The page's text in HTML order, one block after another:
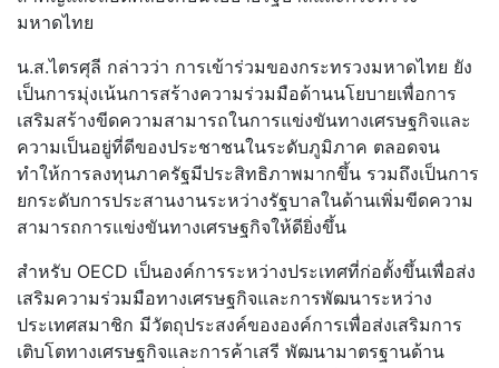
มหาดไทย
น.ส.ไตรศุลี กล่าวว่า การเข้าร่วมของกระทรวงมหาดไทย ยัง
เป็นการมุ่งเน้นการสร้างความร่วมมือด้านนโยบายเพื่อการ
เสริมสร้างขีดความสามารถในการแข่งขันทางเศรษฐกิจและ
ความเป็นอยู่ที่ดีของประชาชนในระดับภูมิภาค ตลอดจน
ทำให้การลงทุนภาครัฐมีประสิทธิภาพมากขึ้น รวมถึงเป็นการ
ยกระดับการประสานงานระหว่างรัฐบาลในด้านเพิ่มขีดความ
สามารถการแข่งขันทางเศรษฐกิจให้ดียิ่งขึ้น
สำหรับ OECD เป็นองค์การระหว่างประเทศที่ก่อตั้งขึ้นเพื่อส่ง
เสริมความร่วมมือทางเศรษฐกิจและการพัฒนาระหว่าง
ประเทศสมาชิก มีวัตถุประสงค์ขององค์การเพื่อส่งเสริมการ
เติบโตทางเศรษฐกิจและการค้าเสรี พัฒนามาตรฐานด้าน